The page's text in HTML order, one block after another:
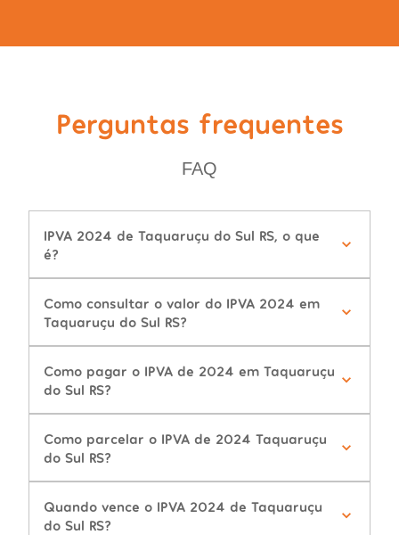
Perguntas frequentes
FAQ
IPVA 2024 de Taquaruçu do Sul RS, o que
é?
Como consultar o valor do IPVA 2024 em
Taquaruçu do Sul RS?
Como pagar o IPVA de 2024 em Taquaruçu
do Sul RS?
Como parcelar o IPVA de 2024 Taquaruçu
do Sul RS?
Quando vence o IPVA 2024 de Taquaruçu
do Sul RS?